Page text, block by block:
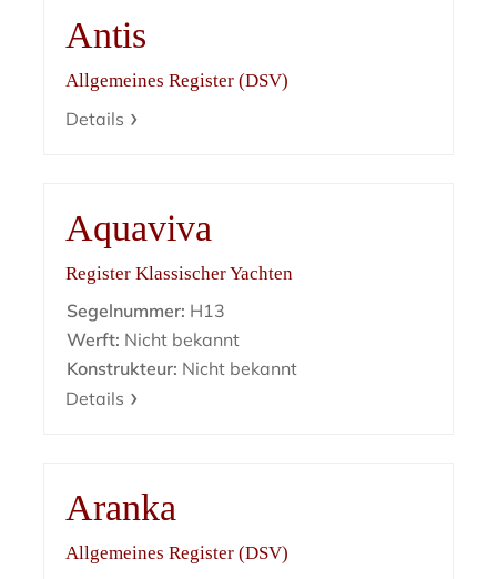
Antis
Allgemeines Register (DSV)
Details
Aquaviva
Register Klassischer Yachten
Segelnummer: H13
Werft: Nicht bekannt
Konstrukteur: Nicht bekannt
Details
Aranka
Allgemeines Register (DSV)